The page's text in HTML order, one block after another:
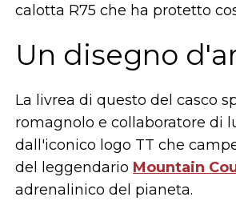
calotta R75 che ha protetto
Un disegno
La livrea di questo del casco
romagnolo e collaboratore di
dall'iconico logo TT che
del leggendario Mountain
adrenalinico del pianeta.